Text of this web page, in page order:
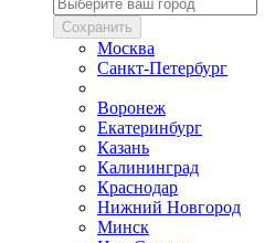
Сохранить
Москва
Санкт-Петербург
Воронеж
Екатеринбург
Казань
Калининград
Краснодар
Нижний Новгород
Минск